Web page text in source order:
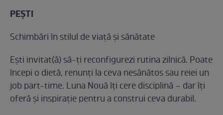
PEȘTI
Schimbări în stilul de viață și sănătate
Ești invitat(ă) să-ți reconfigurezi rutina zilnică. Poate
începi o dietă, renunți la ceva nesănătos sau reiei un
job part-time. Luna Nouă îți cere disciplină – dar îți
oferă și inspirație pentru a construi ceva durabil.